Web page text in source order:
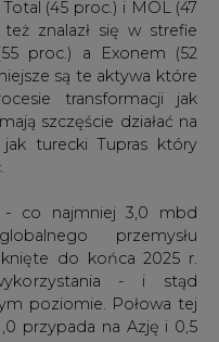
transformacji jak
szczęście działać na
jak turecki Tupras który
- co najmniej 3,0 mbd
przemysłu
do końca 2025 r.
poziomie. Połowa tej
przypada na Azję i 0,5
To w sumie wariant
popyt,
Z tej wielkości dd
mocy rafineryjnych